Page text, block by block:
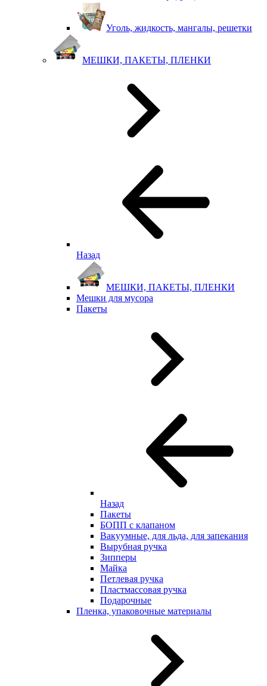
Уголь, жидкость, мангалы, решетки
МЕШКИ, ПАКЕТЫ, ПЛЕНКИ
Назад
МЕШКИ, ПАКЕТЫ, ПЛЕНКИ
Мешки для мусора
Пакеты
Назад
Пакеты
БОПП с клапаном
Вакуумные, для льда, для запекания
Вырубная ручка
Зипперы
Майка
Петлевая ручка
Пластмассовая ручка
Подарочные
Пленка, упаковочные материалы